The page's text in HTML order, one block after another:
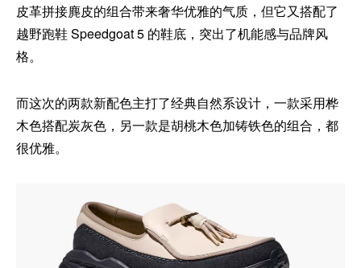
皮革拼接麂皮的组合带来奢华优雅的气质，但它又搭配了
越野跑鞋 Speedgoat 5 的鞋底，突出了机能感与品牌风
格。
而这次的两款新配色主打了经典自然系设计，一款采用桦
木色搭配炭灰色，另一款是胡桃木色加铸铁色的组合，都
很优雅。